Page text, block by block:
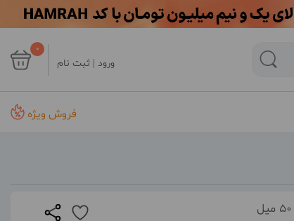
ورود | ثبت نام
0
فروش ویژه